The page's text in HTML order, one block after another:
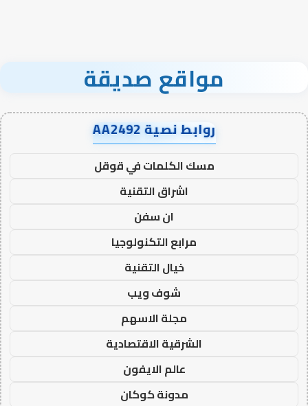
مواقع صديقة
روابط نصية AA2492
مسك الكلمات في قوقل
اشراق التقنية
ان سفن
مرابع التكنولوجيا
خيال التقنية
شوف ويب
مجلة الاسهم
الشرقية الاقتصادية
عالم الايفون
مدونة كوكان